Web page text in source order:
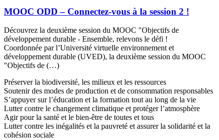
MOOC ODD – Connectez-vous à la session 2 !
Découvrez la deuxième session du MOOC "Objectifs de
développement durable - Ensemble, relevons le défi !
Coordonnée par l’Université virtuelle environnement et
développement durable (UVED), la deuxième session du MOOC
"Objectifs de (…)
Préserver la biodiversité, les milieux et les ressources
Soutenir des modes de production et de consommation responsables
S’appuyer sur l’éducation et la formation tout au long de la vie
Lutter contre le changement climatique et protéger l’atmosphère
Agir pour la santé et le bien-être de toutes et tous
Lutter contre les inégalités et la pauvreté et assurer la solidarité et la
cohésion sociale